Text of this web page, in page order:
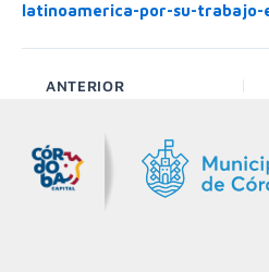
latinoamerica-por-su-
ANTERIOR